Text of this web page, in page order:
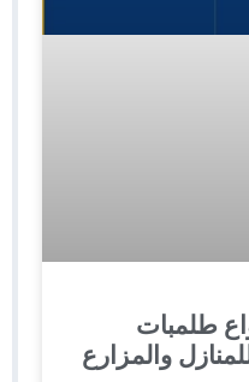
طلمبات
والمزارع